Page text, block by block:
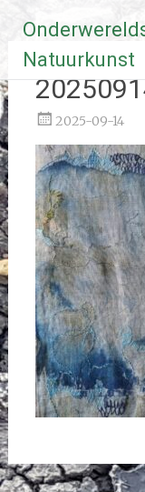
naar
inhoud
Natuurkunst
2025-09-14